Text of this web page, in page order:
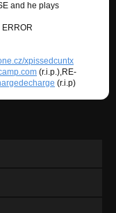
and he plays
xpissedcuntx
(r.i.p.),RE-
(r.i.p)